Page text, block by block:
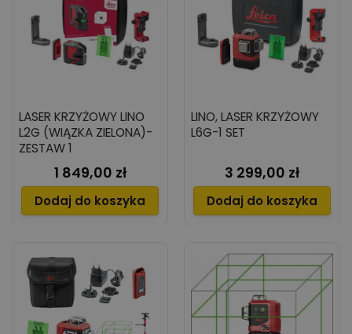
LASER KRZYŻOWY LINO
L2G (WIĄZKA ZIELONA)-
ZESTAW 1
Cena
1 849,00 zł
Dodaj do koszyka
LINO, LASER KRZYŻOWY
L6G-1 SET
Cena
3 299,00 zł
Dodaj do koszyka